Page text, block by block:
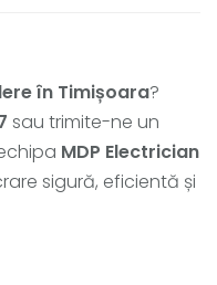
în Timișoara?
sau trimite-ne un
MDP Electrician
sigură, eficientă și